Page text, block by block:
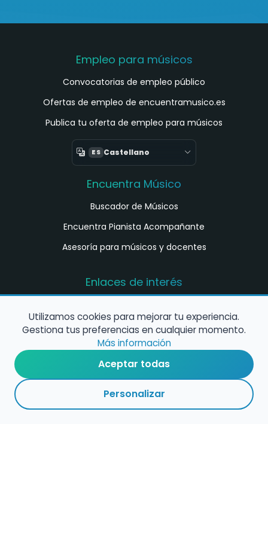
Empleo para músicos
Convocatorias de empleo público
Ofertas de empleo de encuentramusico.es
Publica tu oferta de empleo para músicos
ES Castellano
Encuentra Músico
Buscador de Músicos
Encuentra Pianista Acompañante
Asesoría para músicos y docentes
Enlaces de interés
música en España
Configura alertas de empleo
Contacta con nosotros
Utilizamos cookies para mejorar tu experiencia.
Gestiona tus preferencias en cualquier momento.
Más información
Aceptar todas
Personalizar